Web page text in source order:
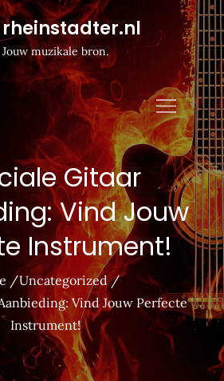
rheinstadter.nl
Jouw muzikale bron.
Gitaar
Vind Jouw
Instrument!
Uncategorized
Vind Jouw Perfecte
Instrument!